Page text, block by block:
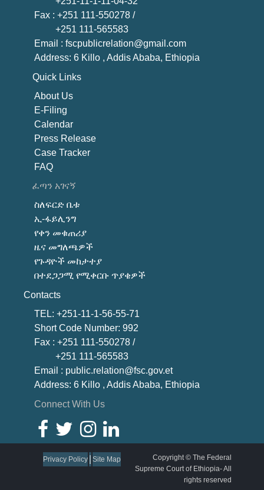
Fax : +251 111-550278 /
+251 111-565583
Email : fscpublicrelation@gmail.com
Address: 6 Killo , Addis Ababa, Ethiopia
Quick Links
About Us
E-Filing
Calendar
Press Release
Case Tracker
FAQ
ፈጣን አገናኝ
ስለፍርድ ቤቱ
ኢ-ፋይሊንግ
የቀን መቁጠሪያ
ዜና መግለጫዎች
የጉዳዮች መከታተያ
በተደጋጋሚ የሚቀርቡ ጥያቄዎች
Contacts
TEL: +251-11-1-56-55-71
Short Code Number: 992
Fax : +251 111-550278 /
+251 111-565583
Email : public.relation@fsc.gov.et
Address: 6 Killo , Addis Ababa, Ethiopia
Connect With Us
Privacy Policy Site Map
Copyright © The Federal
Supreme Court of Ethiopia- All
rights reserved